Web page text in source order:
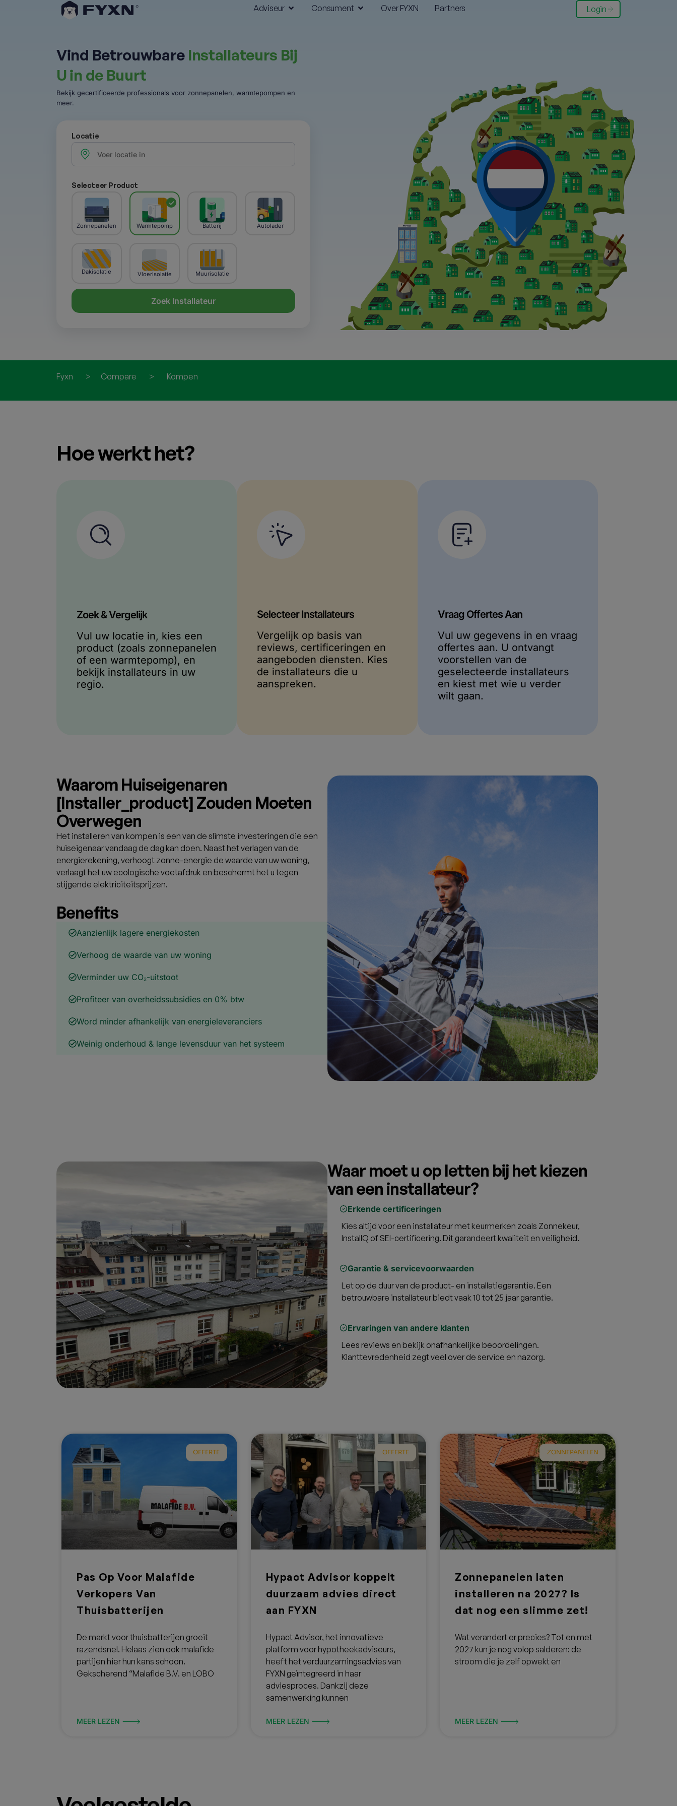
Adviseur Consument Over FYXN Partners Login
Vind Betrouwbare Installateurs Bij
U in de Buurt
Bekijk gecertificeerde professionals voor zonnepanelen, warmtepompen en
meer.
Locatie
Selecteer Product
Zonnepanelen Warmtepomp Batterij Autolader
Dakisolatie Vloerisolatie Muurisolatie
Zoek Installateur
Fyxn > Compare > Kompen
Hoe werkt het?
Zoek & Vergelijk​
Vul uw locatie in, kies een
product (zoals zonnepanelen
of een warmtepomp), en
bekijk installateurs in uw
regio.
Selecteer Installateurs
Vergelijk op basis van
reviews, certificeringen en
aangeboden diensten. Kies
de installateurs die u
aanspreken.
Vraag Offertes Aan
Vul uw gegevens in en vraag
offertes aan. U ontvangt
voorstellen van de
geselecteerde installateurs
en kiest met wie u verder
wilt gaan.
Waarom Huiseigenaren
[installer_product] Zouden Moeten
Overwegen
Het installeren van kompen is een van de slimste investeringen die een
huiseigenaar vandaag de dag kan doen. Naast het verlagen van de
energierekening, verhoogt zonne-energie de waarde van uw woning,
verlaagt het uw ecologische voetafdruk en beschermt het u tegen
stijgende elektriciteitsprijzen.
Benefits
Aanzienlijk lagere energiekosten
Verhoog de waarde van uw woning
Verminder uw CO₂-uitstoot
Profiteer van overheids­s­ubsidies en 0% btw
Word minder afhankelijk van energieleveranciers
Weinig onderhoud & lange levensduur van het systeem
Waar moet u op letten bij het kiezen
van een installateur?
Erkende certificeringen
Kies altijd voor een installateur met keurmerken zoals Zonnekeur,
InstallQ of SEI-certificering. Dit garandeert kwaliteit en veiligheid.
Garantie & servicevoorwaarden
Let op de duur van de product- en installatiegarantie. Een
betrouwbare installateur biedt vaak 10 tot 25 jaar garantie.
Ervaringen van andere klanten
Lees reviews en bekijk onafhankelijke beoordelingen.
Klanttevredenheid zegt veel over de service en nazorg.
OFFERTE
Pas Op Voor Malafide
Verkopers Van
Thuisbatterijen
De markt voor thuisbatterijen groeit
razendsnel. Helaas zien ook malafide
partijen hier hun kans schoon.
Gekscherend “Malafide B.V. en LOBO
MEER LEZEN 🡒
OFFERTE
Hypact Advisor koppelt
duurzaam advies direct
aan FYXN
Hypact Advisor, het innovatieve
platform voor hypotheekadviseurs,
heeft het verduurzamingsadvies van
FYXN geïntegreerd in haar
adviesproces. Dankzij deze
samenwerking kunnen
MEER LEZEN 🡒
ZONNEPANELEN
Zonnepanelen laten
installeren na 2027? Is
dat nog een slimme zet!
Wat verandert er precies? ‍Tot en met
2027 kun je nog volop salderen: de
stroom die je zelf opwekt en
MEER LEZEN 🡒